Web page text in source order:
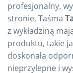
profesjonalny,
stronie. Taśma
z wykładziną
produktu, takie
doskonała
nieprzylepne i